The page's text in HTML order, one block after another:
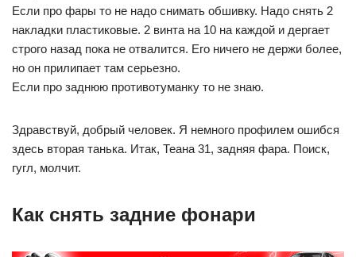
Если про фары то не надо снимать обшивку. Надо снять 2
накладки пластиковые. 2 винта на 10 на каждой и дергает
строго назад пока не отвалится. Его ничего не держи более,
но он прилипает там серьезно.
Если про заднюю противотуманку то не знаю.
Здравствуй, добрый человек. Я немного профилем ошибся
здесь вторая танька. Итак, Теана 31, задняя фара. Поиск,
гугл, молчит.
Как снять задние фонари